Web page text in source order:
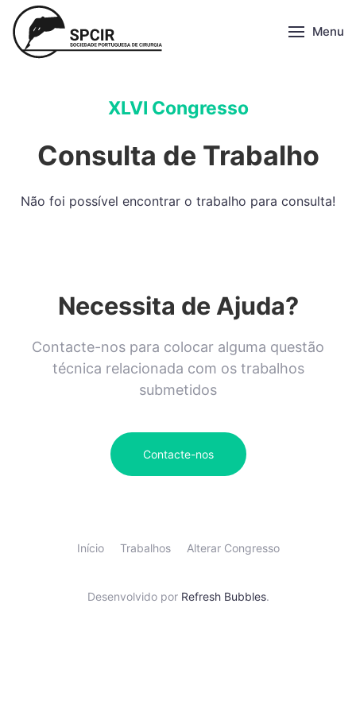
Menu
XLVI Congresso
Consulta de Trabalho
Não foi possível encontrar o trabalho para consulta!
Necessita de Ajuda?
Contacte-nos para colocar alguma questão
técnica relacionada com os trabalhos
submetidos
Contacte-nos
Início Trabalhos Alterar Congresso
Desenvolvido por Refresh Bubbles.